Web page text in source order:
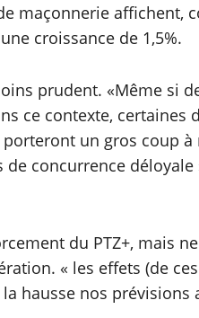
maçonnerie affichent,
croissance de 1,5%.
prudent. «Même si
ce contexte, certaines
un gros coup à
concurrence
du PTZ+, mais
« les effets (de
hausse nos prévisions